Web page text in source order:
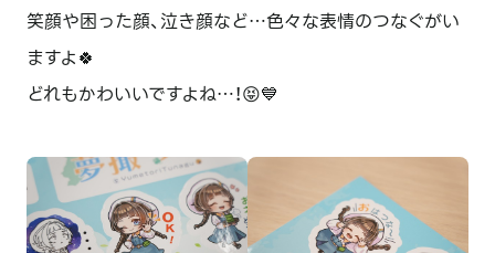
笑顔や困った顔、泣き顔など…色々な表情のつなぐがい
ますよ🍀
どれもかわいいですよね…！😝💙